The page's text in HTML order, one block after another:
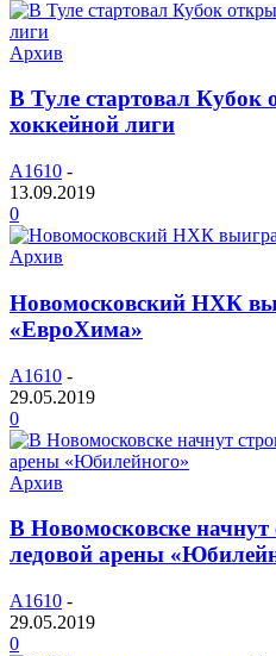
Архив
В Туле стартовал Кубок
хоккейной лиги
A1610 -
13.09.2019
0
Архив
Новомосковский НХК
«ЕвроХима»
A1610 -
29.05.2019
0
Архив
В Новомосковске начнут
ледовой арены
A1610 -
29.05.2019
0